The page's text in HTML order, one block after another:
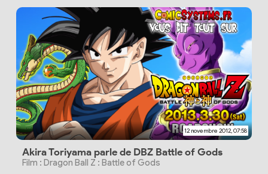
12 novembre 2012, 07:58
Akira Toriyama parle de DBZ Battle of Gods
Film : Dragon Ball Z : Battle of Gods